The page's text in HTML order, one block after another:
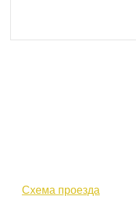
Схема проезда